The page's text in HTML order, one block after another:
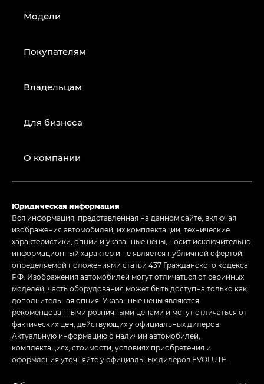
Модели
Покупателям
Владельцам
Для бизнеса
О компании
Юридическая информация
Вся информация, представленная на данном сайте, включая
изображения автомобилей, их комплектации, технические
характеристики, опции и указанные цены, носит исключительно
информационный характер и не является публичной офертой,
определяемой положениями статьи 437 Гражданского кодекса
РФ. Изображения автомобилей могут отличаться от серийных
моделей, часть оборудования может быть доступна только как
дополнительная опция. Указанные цены являются
рекомендованными розничными ценами и могут отличаться от
фактических цен, действующих у официальных дилеров.
Актуальную информацию о наличии автомобилей,
комплектациях, стоимости, условиях приобретения и
оформления уточняйте у официальных дилеров EVOLUTE.